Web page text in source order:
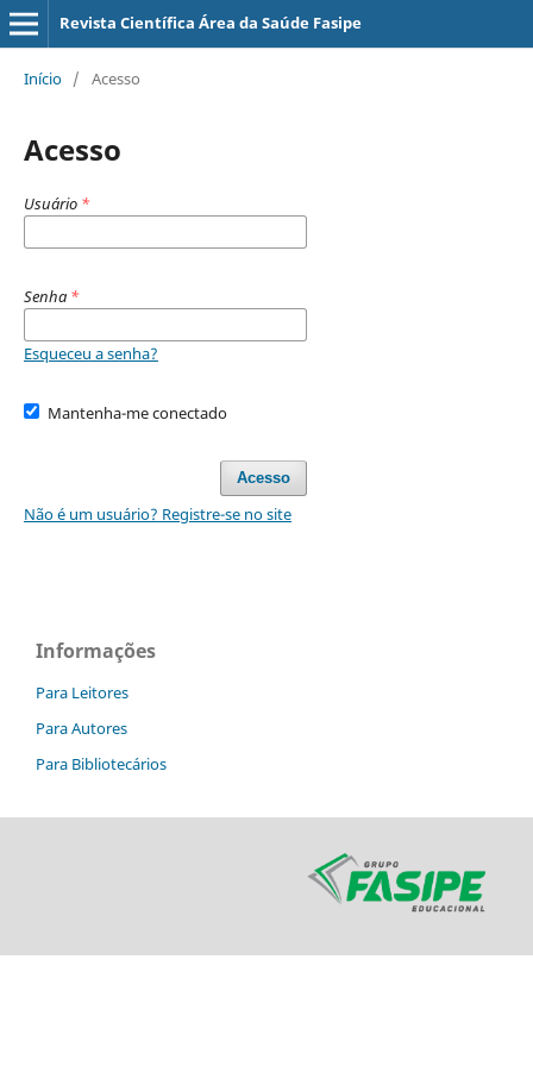
Revista Científica Área da Saúde Fasipe
Início / Acesso
Acesso
Usuário *
Senha *
Esqueceu a senha?
Mantenha-me conectado
Acesso
Não é um usuário? Registre-se no site
Informações
Para Leitores
Para Autores
Para Bibliotecários